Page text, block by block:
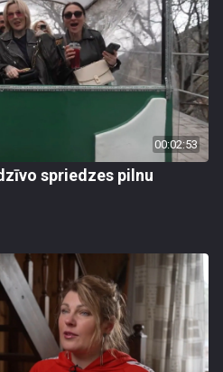
00:02:53
spriedzes pilnu